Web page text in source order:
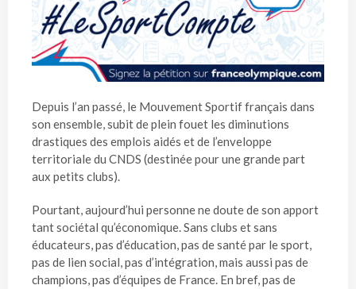
Depuis l’an passé, le Mouvement Sportif français dans
son ensemble, subit de plein fouet les diminutions
drastiques des emplois aidés et de l’enveloppe
territoriale du CNDS (destinée pour une grande part
aux petits clubs).
Pourtant, aujourd’hui personne ne doute de son apport
tant sociétal qu’économique. Sans clubs et sans
éducateurs, pas d’éducation, pas de santé par le sport,
pas de lien social, pas d’intégration, mais aussi pas de
champions, pas d’équipes de France. En bref, pas de